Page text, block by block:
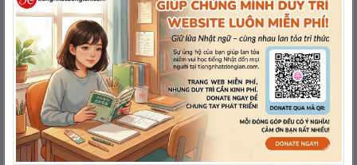
① すみません、 話
はな
させてください。
→Xin hãy để tôi nói.
② すみません、トイレ に行
HÀNH, HẠNH, HÀNG,
HẠNG
い
かせてください
→Cho phép tôi vào nhà vệ sinh.
③今日
まいにち
ははやく帰
かえ
らせてください。